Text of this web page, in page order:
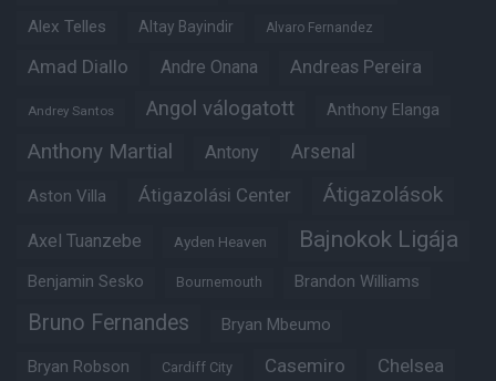
Alex Telles Altay Bayindir Alvaro Fernandez
Amad Diallo Andre Onana Andreas Pereira
Andrey Santos Angol válogatott Anthony Elanga
Anthony Martial Antony Arsenal
Aston Villa Átigazolási Center Átigazolások
Axel Tuanzebe Ayden Heaven Bajnokok Ligája
Benjamin Sesko Bournemouth Brandon Williams
Bruno Fernandes Bryan Mbeumo
Bryan Robson Cardiff City Casemiro Chelsea